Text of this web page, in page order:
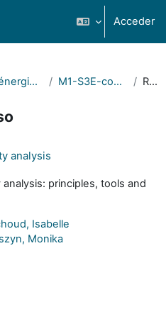
Acceder
Master énergie solaire (Solar energy) M1-S3E-common - Semestre 7 Resumen
analysis
analysis: principles, tools and
Isabelle
Monika